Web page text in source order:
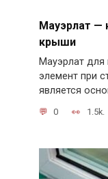
Мауэрлат —
крыши
Мауэрлат
элемент при
является
0 1.5k.